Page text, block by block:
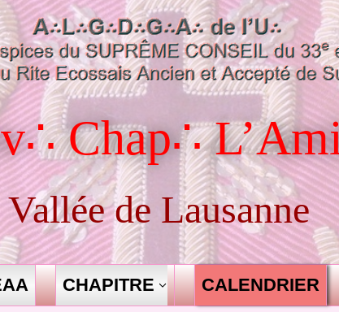
Chap∴
Vallée de Lausanne
CHAPITRE CALENDRIER